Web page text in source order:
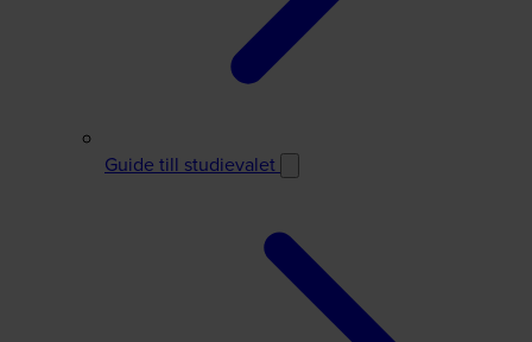
Guide till studievalet